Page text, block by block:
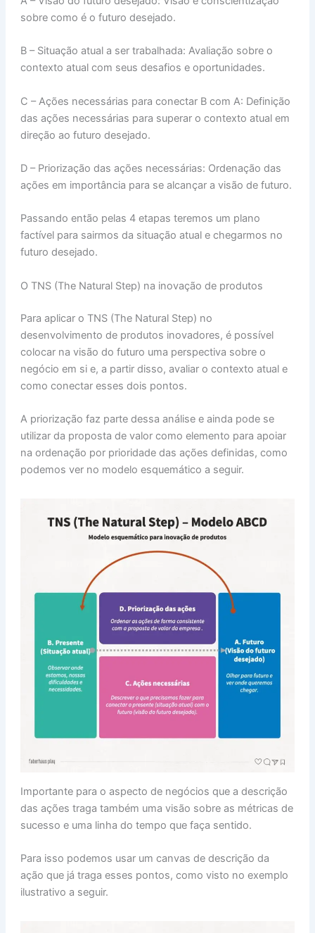
sobre como é o futuro desejado.
B – Situação atual a ser trabalhada: Avaliação sobre o
contexto atual com seus desafios e oportunidades.
C – Ações necessárias para conectar B com A: Definição
das ações necessárias para superar o contexto atual em
direção ao futuro desejado.
D – Priorização das ações necessárias: Ordenação das
ações em importância para se alcançar a visão de futuro.
Passando então pelas 4 etapas teremos um plano
factível para sairmos da situação atual e chegarmos no
futuro desejado.
O TNS (The Natural Step) na inovação de produtos
Para aplicar o TNS (The Natural Step) no
desenvolvimento de produtos inovadores, é possível
colocar na visão do futuro uma perspectiva sobre o
negócio em si e, a partir disso, avaliar o contexto atual e
como conectar esses dois pontos.
A priorização faz parte dessa análise e ainda pode se
utilizar da proposta de valor como elemento para apoiar
na ordenação por prioridade das ações definidas, como
podemos ver no modelo esquemático a seguir.
Importante para o aspecto de negócios que a descrição
das ações traga também uma visão sobre as métricas de
sucesso e uma linha do tempo que faça sentido.
Para isso podemos usar um canvas de descrição da
ação que já traga esses pontos, como visto no exemplo
ilustrativo a seguir.